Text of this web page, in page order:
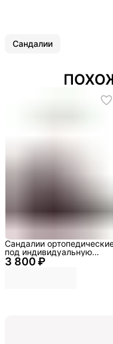
Сандалии
3 800 ₽
Сандалии
под индивидуальную
стельку